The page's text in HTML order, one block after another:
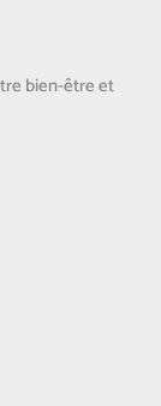
bien-être et